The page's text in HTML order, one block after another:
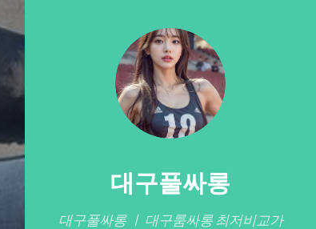
대구풀싸롱
대구풀싸롱 ㅣ 대구룸싸롱 최저비교가